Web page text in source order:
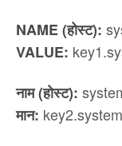
NAME (होस्ट):
VALUE:
नाम (होस्ट):
मान: